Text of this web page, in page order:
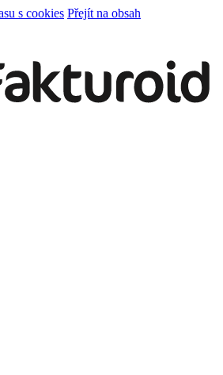
s cookies Přejít na obsah